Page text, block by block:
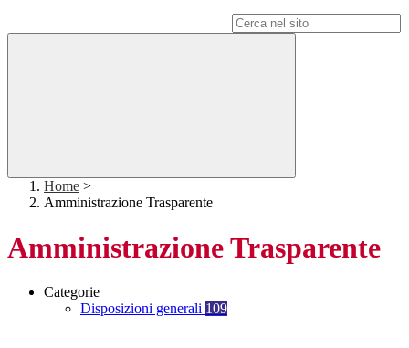
Home >
Amministrazione Trasparente
Amministrazione Trasparente
Categorie
Disposizioni generali 109